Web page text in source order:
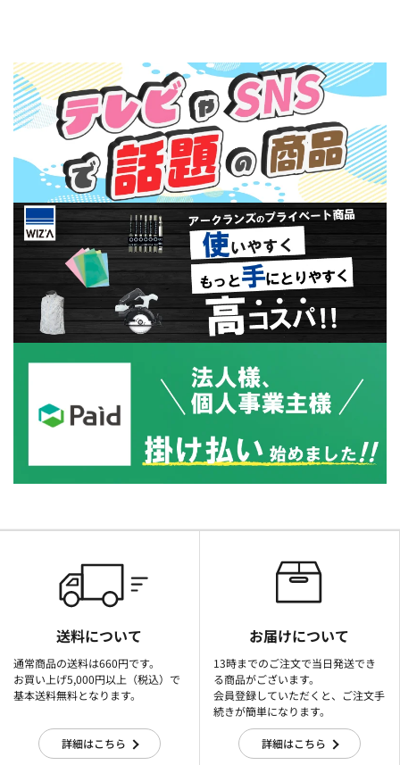
送料について
通常商品の送料は660円です。
お買い上げ5,000円以上（税込）で
基本送料無料となります。
詳細はこちら
お届けについて
13時までのご注文で当日発送でき
る商品がございます。
会員登録していただくと、ご注文手
続きが簡単になります。
詳細はこちら